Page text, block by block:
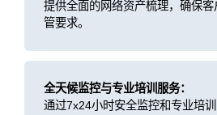
提供全面的网络资产梳理，确保
管要求。
全天候监控与专业培训服务：
通过7x24小时安全监控和专业培